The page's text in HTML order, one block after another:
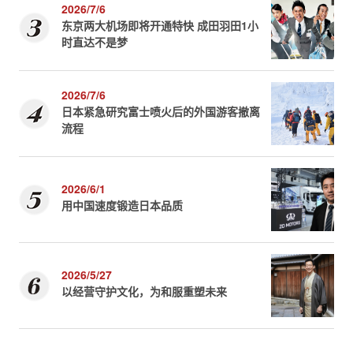
2026/7/6
东京两大机场即将开通特快 成田羽田1小
时直达不是梦
2026/7/6
日本紧急研究富士喷火后的外国游客撤离
流程
2026/6/1
用中国速度锻造日本品质
2026/5/27
以经营守护文化，为和服重塑未来